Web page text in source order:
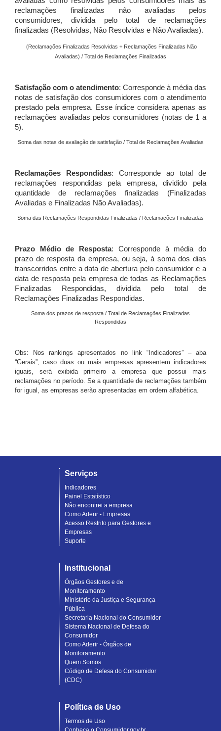
reclamações finalizadas não avaliadas pelos
consumidores, dividida pelo total de reclamações
finalizadas (Resolvidas, Não Resolvidas e Não Avaliadas).
(Reclamações Finalizadas Resolvidas + Reclamações Finalizadas Não
Avaliadas) / Total de Reclamações Finalizadas
Satisfação com o atendimento: Corresponde à média das
notas de satisfação dos consumidores com o atendimento
prestado pela empresa. Esse índice considera apenas as
reclamações avaliadas pelos consumidores (notas de 1 a
5).
Soma das notas de avaliação de satisfação / Total de Reclamações Avaliadas
Reclamações Respondidas: Corresponde ao total de
reclamações respondidas pela empresa, dividido pela
quantidade de reclamações finalizadas (Finalizadas
Avaliadas e Finalizadas Não Avaliadas).
Soma das Reclamações Respondidas Finalizadas / Reclamações Finalizadas
Prazo Médio de Resposta: Corresponde à média do
prazo de resposta da empresa, ou seja, à soma dos dias
transcorridos entre a data de abertura pelo consumidor e a
data de resposta pela empresa de todas as Reclamações
Finalizadas Respondidas, dividida pelo total de
Reclamações Finalizadas Respondidas.
Soma dos prazos de resposta / Total de Reclamações Finalizadas
Respondidas
Obs: Nos rankings apresentados no link “Indicadores” – aba
“Gerais”, caso duas ou mais empresas apresentem indicadores
iguais, será exibida primeiro a empresa que possui mais
reclamações no período. Se a quantidade de reclamações também
for igual, as empresas serão apresentadas em ordem alfabética.
Serviços
Indicadores
Painel Estatístico
Não encontrei a empresa
Como Aderir - Empresas
Acesso Restrito para Gestores e
Empresas
Suporte
Institucional
Órgãos Gestores e de
Monitoramento
Ministério da Justiça e Segurança
Pública
Secretaria Nacional do Consumidor
Sistema Nacional de Defesa do
Consumidor
Como Aderir - Órgãos de
Monitoramento
Quem Somos
Código de Defesa do Consumidor
(CDC)
Política de Uso
Termos de Uso